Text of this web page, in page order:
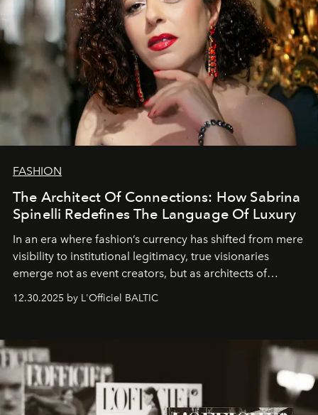
FASHION
The Architect Of Connections: How Sabrina
Spinelli Redefines The Language Of Luxury
In an era where fashion’s currency has shifted from mere
visibility to institutional legitimacy, true visionaries
emerge not as event creators, but as architects of
ecosystems.
Sabrina Spinelli
brand strategist with three decades of mastery in luxury,
framework where creativity, commerce, and culture
converge with surgical precision.
12.30.2025 by L'Officiel BALTIC